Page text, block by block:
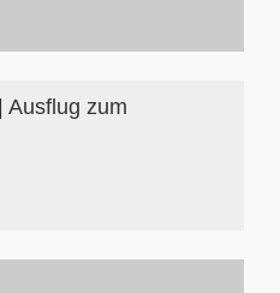
Ausflug zum